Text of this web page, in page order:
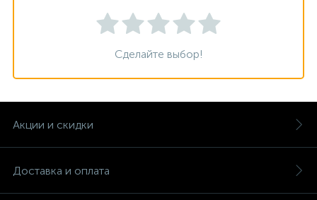
Сделайте выбор!
Акции и скидки
Доставка и оплата